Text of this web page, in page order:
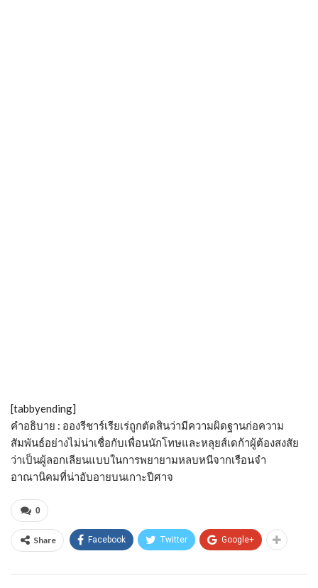
[tabbyending]
คำอธิบาย : อองรีชาร์เรียเร่ถูกตัดสินว่ามีความผิดฐานก่อความ
สัมพันธ์อย่างไม่น่าเชื่อกับเพื่อนนักโทษและหลุยส์เดก้าผู้ต้องสงสัย
ว่าเป็นผู้ลอกเลียนแบบในการพยายามหลบหนีจากเรือนจำ
อาณานิคมที่น่าอับอายบนเกาะปีศาจ
0
Share Facebook Twitter Google+